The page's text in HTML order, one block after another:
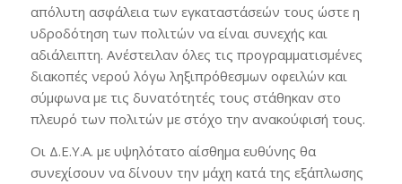
απόλυτη ασφάλεια των εγκαταστάσεών τους ώστε η
υδροδότηση των πολιτών να είναι συνεχής και
αδιάλειπτη. Ανέστειλαν όλες τις προγραμματισμένες
διακοπές νερού λόγω ληξιπρόθεσμων οφειλών και
σύμφωνα με τις δυνατότητές τους στάθηκαν στο
πλευρό των πολιτών με στόχο την ανακούφισή τους.
Οι Δ.Ε.Υ.Α. με υψηλότατο αίσθημα ευθύνης θα
συνεχίσουν να δίνουν την μάχη κατά της εξάπλωσης